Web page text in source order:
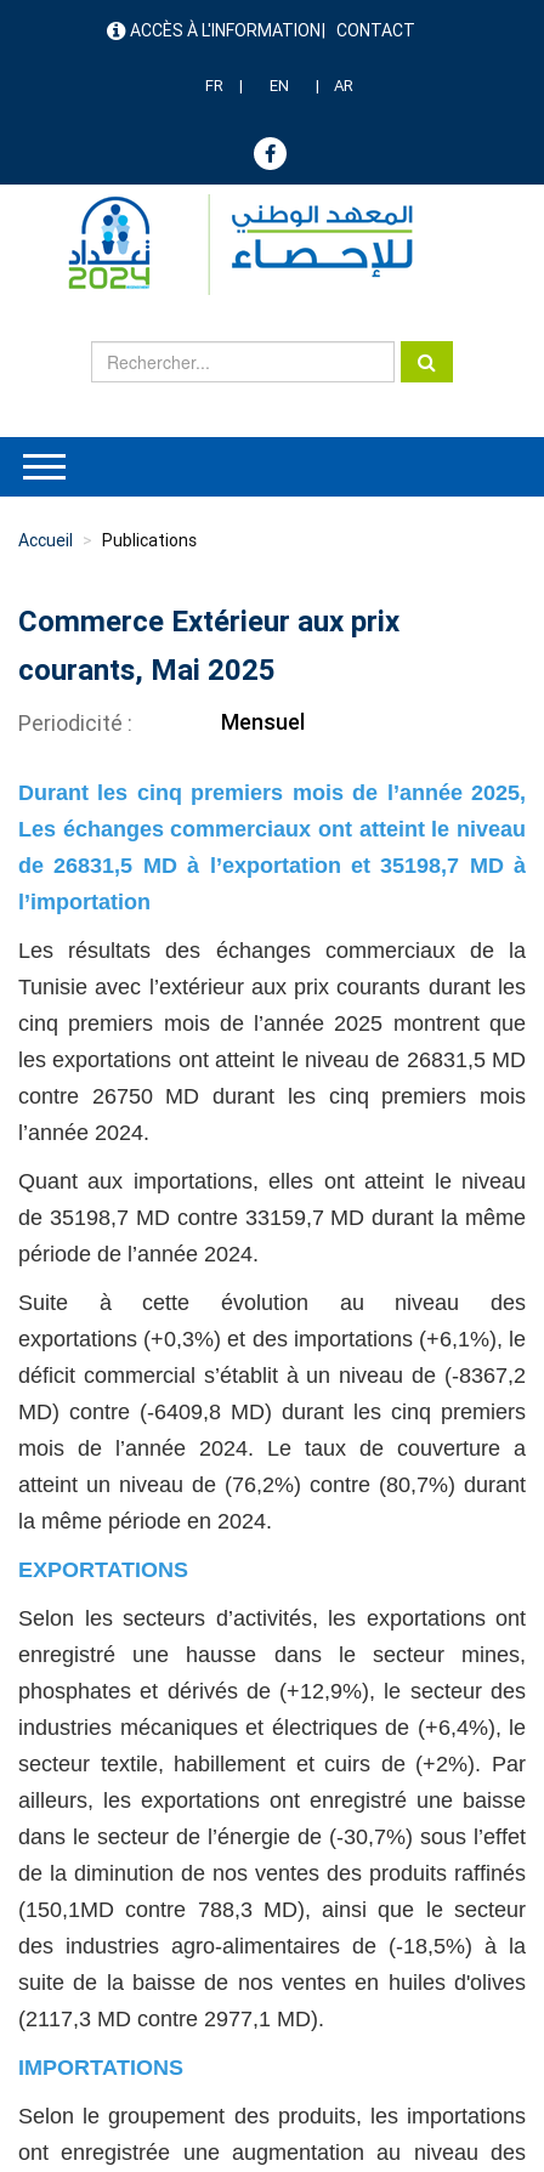
menu ACCÈS À L'INFORMATION CONTACT
FR EN AR
Accueil Publications
Commerce Extérieur aux prix
courants, Mai 2025
Periodicité Mensuel
Durant les cinq premiers mois de l’année 2025,
Les échanges commerciaux ont atteint le niveau
de 26831,5 MD à l’exportation et 35198,7 MD à
l’importation
Les résultats des échanges commerciaux de la
Tunisie avec l’extérieur aux prix courants durant les
cinq premiers mois de l’année 2025 montrent que
les exportations ont atteint le niveau de 26831,5 MD
contre 26750 MD durant les cinq premiers mois
l’année 2024.
Quant aux importations, elles ont atteint le niveau
de 35198,7 MD contre 33159,7 MD durant la même
période de l’année 2024.
Suite à cette évolution au niveau des
exportations (+0,3%) et des importations (+6,1%), le
déficit commercial s’établit à un niveau de (-8367,2
MD) contre (-6409,8 MD) durant les cinq premiers
mois de l’année 2024. Le taux de couverture a
atteint un niveau de (76,2%) contre (80,7%) durant
la même période en 2024.
EXPORTATIONS
Selon les secteurs d’activités, les exportations ont
enregistré une hausse dans le secteur mines,
phosphates et dérivés de (+12,9%), le secteur des
industries mécaniques et électriques de (+6,4%), le
secteur textile, habillement et cuirs de (+2%). Par
ailleurs, les exportations ont enregistré une baisse
dans le secteur de l’énergie de (-30,7%) sous l’effet
de la diminution de nos ventes des produits raffinés
(150,1MD contre 788,3 MD), ainsi que le secteur
des industries agro-alimentaires de (-18,5%) à la
suite de la baisse de nos ventes en huiles d'olives
(2117,3 MD contre 2977,1 MD).
IMPORTATIONS
Selon le groupement des produits, les importations
ont enregistrée une augmentation au niveau des